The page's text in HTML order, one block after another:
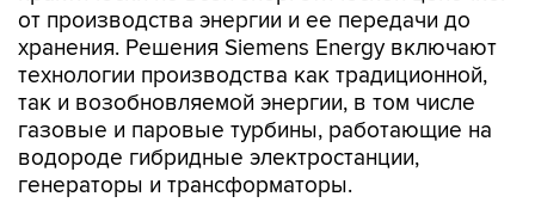
от производства энергии и ее передачи до
хранения. Решения Siemens Energy включают
технологии производства как традиционной,
так и возобновляемой энергии, в том числе
газовые и паровые турбины, работающие на
водороде гибридные электростанции,
генераторы и трансформаторы.